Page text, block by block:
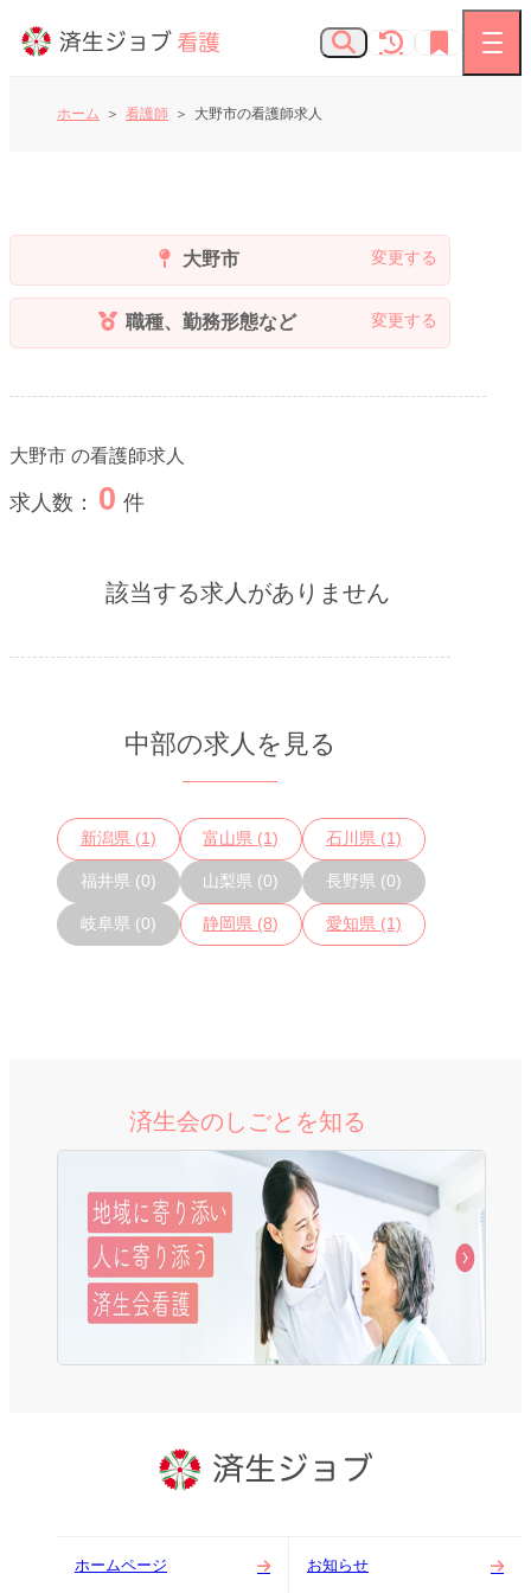
よくあるご質問
済生会のしごとを知る
ホーム 看護師 大野市の看護師求人
大野市
職種、勤務形態など
大野市 の看護師求人
求人数： 0 件
該当する求人がありません
中部の求人を見る
新潟県 (1) 富山県 (1) 石川県 (1)
福井県 (0) 山梨県 (0) 長野県 (0)
岐阜県 (0) 静岡県 (8) 愛知県 (1)
済生会のしごとを知る
ホームページ お知らせ